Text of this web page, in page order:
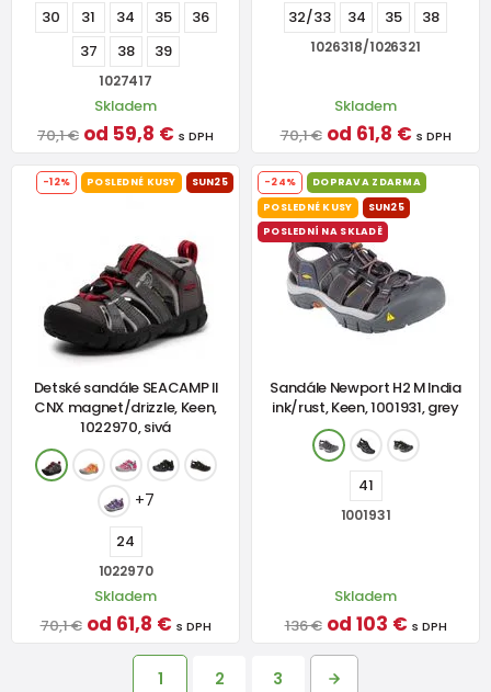
30
31 34 35
36
37
38 39
1027417
Skladem
70,1 € od 59,8 € s DPH
32/33
34 35 38
1026318/1026321
Skladem
70,1 € od 61,8 € s DPH
-12% POSLEDNÉ KUSY SUN25
Detské sandále SEACAMP II
CNX magnet/drizzle, Keen,
1022970, sivá
+7
24
1022970
Skladem
70,1 € od 61,8 € s DPH
-24%
DOPRAVA ZDARMA
POSLEDNÉ KUSY
SUN25
POSLEDNÍ NA SKLADĚ
Sandále Newport H2 M India
ink/rust, Keen, 1001931, grey
41
1001931
Skladem
136 € od 103 € s DPH
1 2 3